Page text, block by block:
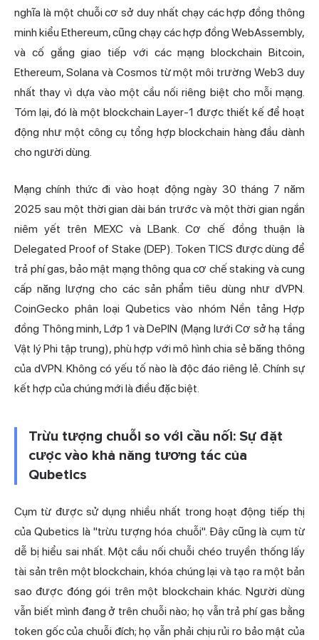
nghĩa là một chuỗi cơ sở duy nhất chạy các hợp đồng thông
minh kiểu Ethereum, cũng chạy các hợp đồng WebAssembly,
và cố gắng giao tiếp với các mạng blockchain Bitcoin,
Ethereum, Solana và Cosmos từ một môi trường Web3 duy
nhất thay vì dựa vào một cầu nối riêng biệt cho mỗi mạng.
Tóm lại, đó là một blockchain Layer-1 được thiết kế để hoạt
động như một công cụ tổng hợp blockchain hàng đầu dành
cho người dùng.
Mạng chính thức đi vào hoạt động ngày 30 tháng 7 năm
2025 sau một thời gian dài bán trước và một thời gian ngắn
niêm yết trên MEXC và LBank. Cơchế đồng thuận là
Delegated Proof of Stake (DEP). Token TICS được dùng để
trả phí gas, bảo mật mạng thông qua cơ chế staking và cung
cấp năng lượng cho các sản phẩm tiêu dùng như dVPN.
CoinGecko phân loại Qubetics vào nhóm Nền tảng Hợp
đồng Thông minh, Lớp 1 và DePIN (Mạng lưới Cơ sở hạ tầng
Vật lý Phi tập trung), phù hợp với mô hình chia sẻ băng thông
của dVPN. Không có yếu tố nào là độc đáo riêng lẻ. Chính sự
kết hợp của chúng mới là điều đặc biệt.
Trừu tượng chuỗi so với cầu nối: Sự đặt
cược vào khả năng tương tác của
Qubetics
Cụm từ được sử dụng nhiều nhất trong hoạt động tiếp thị
của Qubetics là "trừu tượng hóa chuỗi". Đây cũng là cụm từ
dễ bị hiểu sai nhất. Một cầu nối chuỗi chéo truyền thống lấy
tài sản trên một blockchain, khóa chúng lại và tạo ra một bản
sao được đóng gói trên một blockchain khác. Người dùng
vẫn biết mình đang ở trên chuỗi nào; họ vẫn trả phí gas bằng
token gốc của chuỗi đích; họ vẫn phải chịu rủi ro bảo mật của